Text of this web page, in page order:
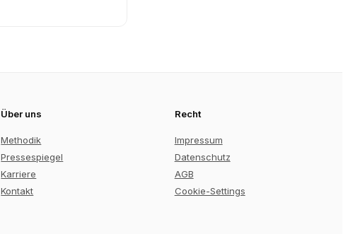
Über uns
Methodik
Pressespiegel
Karriere
Kontakt
Recht
Impressum
Datenschutz
AGB
Cookie-Settings